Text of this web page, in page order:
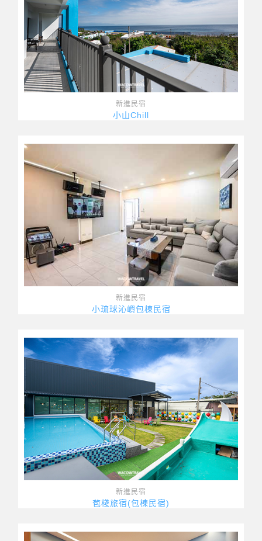
新進民宿
小山Chill
新進民宿
小琉球沁嶼包棟民宿
新進民宿
苞棧旅宿(包棟民宿)